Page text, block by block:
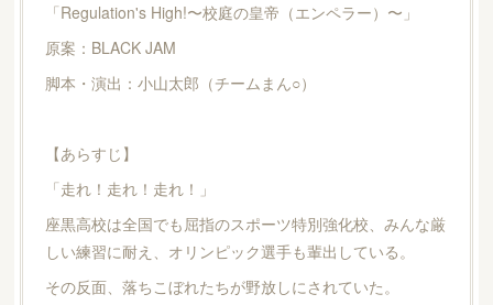
「Regulation's High!〜校庭の皇帝（エンペラー）〜」
原案：BLACK JAM
脚本・演出：小山太郎（チームまん○）
【あらすじ】
「走れ！走れ！走れ！」
座黒高校は全国でも屈指のスポーツ特別強化校、みんな厳
しい練習に耐え、オリンピック選手も輩出している。
その反面、落ちこぼれたちが野放しにされていた。